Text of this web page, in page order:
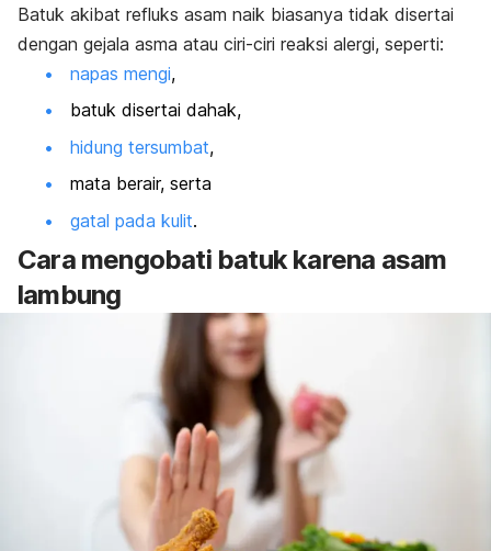
Batuk akibat refluks asam naik biasanya tidak disertai
dengan gejala asma atau ciri-ciri reaksi alergi, seperti:
napas mengi,
batuk disertai dahak,
hidung tersumbat,
mata berair, serta
gatal pada kulit.
Cara mengobati batuk karena asam
lambung